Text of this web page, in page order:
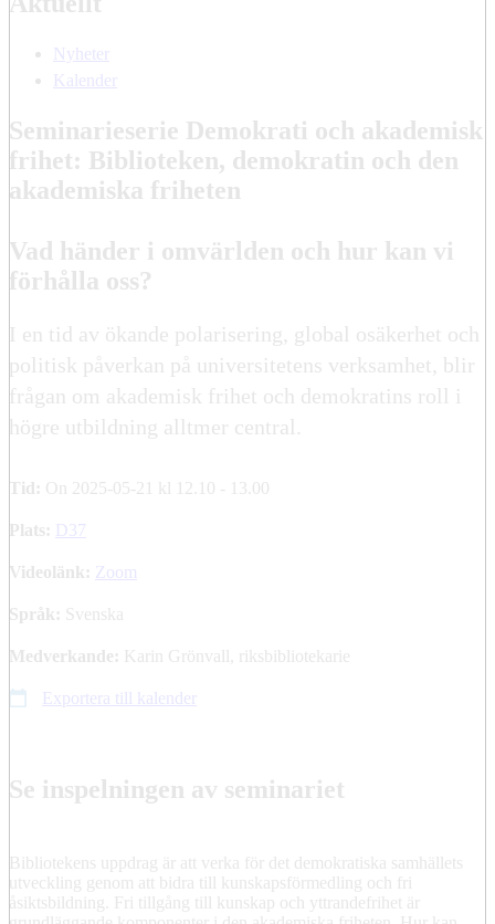
Nyheter
Kalender
Seminarieserie Demokrati och akademisk
frihet: Biblioteken, demokratin och den
akademiska friheten
Vad händer i omvärlden och hur kan vi
förhålla oss?
I en tid av ökande polarisering, global osäkerhet och
politisk påverkan på universitetens verksamhet, blir
frågan om akademisk frihet och demokratins roll i
högre utbildning alltmer central.
Tid: On 2025-05-21 kl 12.10 - 13.00
Plats: D37
Videolänk: Zoom
Språk: Svenska
Medverkande: Karin Grönvall, riksbibliotekarie
Exportera till kalender
Se inspelningen av seminariet
Bibliotekens uppdrag är att verka för det demokratiska samhällets
utveckling genom att bidra till kunskapsförmedling och fri
åsiktsbildning. Fri tillgång till kunskap och yttrandefrihet är